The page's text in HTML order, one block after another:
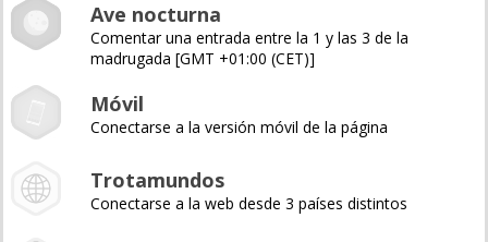
Ave nocturna
Comentar una entrada entre la 1 y las 3 de la
madrugada [GMT +01:00 (CET)]
Móvil
Conectarse a la versión móvil de la página
Trotamundos
Conectarse a la web desde 3 países distintos